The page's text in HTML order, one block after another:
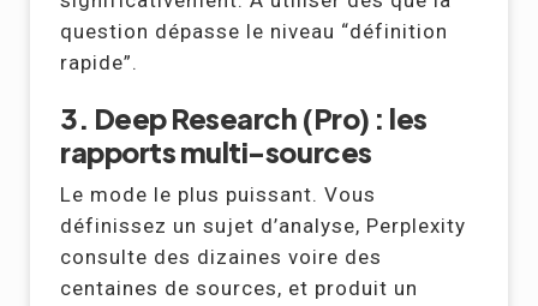
question dépasse le niveau “définition
rapide”.
3. Deep Research (Pro) : les
rapports multi-sources
Le mode le plus puissant. Vous
définissez un sujet d’analyse, Perplexity
consulte des dizaines voire des
centaines de sources, et produit un